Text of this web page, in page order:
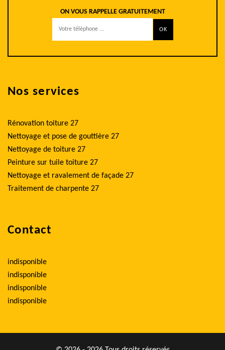
ON VOUS RAPPELLE GRATUITEMENT
Nos services
Rénovation toiture 27
Nettoyage et pose de gouttière 27
Nettoyage de toiture 27
Peinture sur tuile toiture 27
Nettoyage et ravalement de façade 27
Traitement de charpente 27
Contact
indisponible
indisponible
indisponible
indisponible